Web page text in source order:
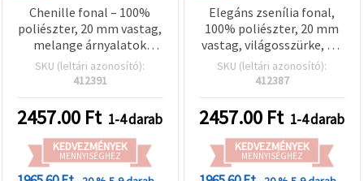
Chenille fonal – 100%
poliészter, 20 mm vastag,
melange árnyalatok
fehér, világoskék és
sötétkék, kb. 240 g / 25 m,
SKU (leltári azonosító):
412391
2457.00 Ft 1-4 darab
KEDVEZMÉNYEK
MENNYISÉGHEZ
Elegáns zsenília fonal,
100% poliészter, 20 mm
vastag, világosszürke, kb.
240 g, 25 m – ideális plüss
kötéshez, horgoláshoz és
kézműves projektekhez
SKU (leltári azonosító):
412387
2457.00 Ft 1-4 darab
KEDVEZMÉNYEK
MENNYISÉGHEZ